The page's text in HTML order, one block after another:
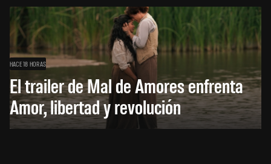
HACE 18 HORAS
El trailer de Mal de Amores enfrenta
Amor, libertad y revolución